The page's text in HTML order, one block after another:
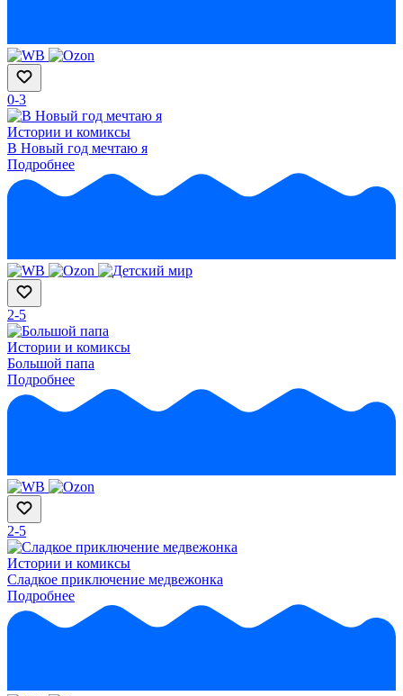
0-3
Истории и комиксы
В Новый год мечтаю я
Подробнее
2-5
Истории и комиксы
Большой папа
Подробнее
2-5
Истории и комиксы
Сладкое приключение медвежонка
Подробнее